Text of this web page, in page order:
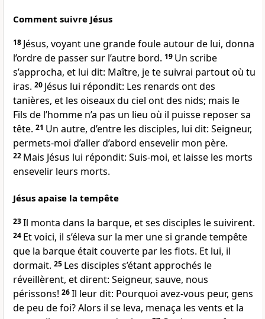
Comment suivre Jésus
18 Jésus, voyant une grande foule autour de lui, donna
l’ordre de passer sur l’autre bord. 19 Un scribe
s’approcha, et lui dit: Maître, je te suivrai partout où tu
iras. 20 Jésus lui répondit: Les renards ont des
tanières, et les oiseaux du ciel ont des nids; mais le
Fils de l’homme n’a pas un lieu où il puisse reposer sa
tête. 21 Un autre, d’entre les disciples, lui dit: Seigneur,
permets-moi d’aller d’abord ensevelir mon père.
22 Mais Jésus lui répondit: Suis-moi, et laisse les morts
ensevelir leurs morts.
Jésus apaise la tempête
23Il monta dans la barque, et ses disciples le suivirent.
24 Et voici, il s’éleva sur la mer une si grande tempête
que la barque était couverte par les flots. Et lui, il
dormait. 25 Les disciples s’étant approchés le
réveillèrent, et dirent: Seigneur, sauve, nous
périssons! 26Il leur dit: Pourquoi avez-vous peur, gens
de peu de foi? Alors il se leva, menaça les vents et la